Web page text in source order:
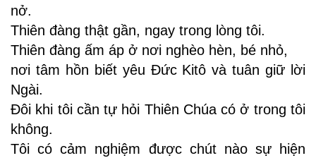
nở.
Thiên đàng thật gần, ngay trong lòng tôi.
Thiên đàng ấm áp ở nơi nghèo hèn, bé nhỏ,
nơi tâm hồn biết yêu Ðức Kitô và tuân giữ lời
Ngài.
Ðôi khi tôi cần tự hỏi Thiên Chúa có ở trong tôi
không.
Tôi có cảm nghiệm được chút nào sự hiện